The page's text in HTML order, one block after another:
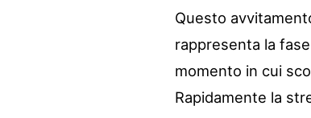
Questo
rappresenta la
momento in cui
Rapidamente la